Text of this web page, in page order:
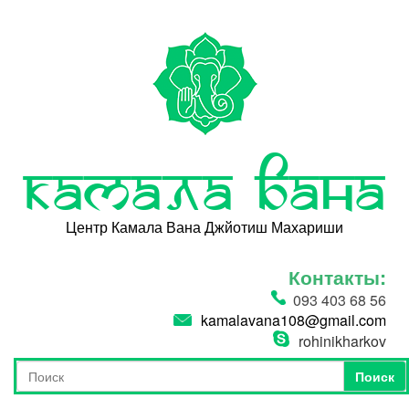
Камала Вана
Центр Камала Вана Джйотиш Махариши
Контакты:
093 403 68 56
kamalavana108@gmail.com
rohinikharkov
Форма поиска
Поиск